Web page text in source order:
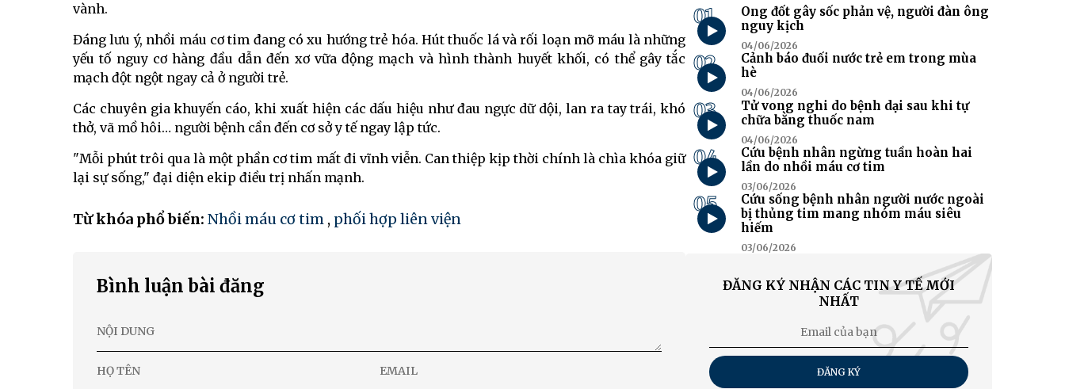
vành.
Đáng lưu ý, nhồi máu cơ tim đang có xu hướng trẻ hóa. Hút thuốc lá và rối loạn mỡ máu là những
yếu tố nguy cơ hàng đầu dẫn đến xơ vữa động mạch và hình thành huyết khối, có thể gây tắc
mạch đột ngột ngay cả ở người trẻ.
Các chuyên gia khuyến cáo, khi xuất hiện các dấu hiệu như đau ngực dữ dội, lan ra tay trái, khó
thở, vã mồ hôi… người bệnh cần đến cơ sở y tế ngay lập tức.
"Mỗi phút trôi qua là một phần cơ tim mất đi vĩnh viễn. Can thiệp kịp thời chính là chìa khóa giữ
lại sự sống," đại diện ekip điều trị nhấn mạnh.
Từ khóa phổ biến: Nhồi máu cơ tim , phối hợp liên viện
Bình luận bài đăng
01
Ong đốt gây sốc phản vệ, người đàn ông
nguy kịch
04/06/2026
02
Cảnh báo đuối nước trẻ em trong mùa
hè
04/06/2026
03
Tử vong nghi do bệnh dại sau khi tự
chữa bằng thuốc nam
04/06/2026
04
Cứu bệnh nhân ngừng tuần hoàn hai
lần do nhồi máu cơ tim
03/06/2026
05
Cứu sống bệnh nhân người nước ngoài
bị thủng tim mang nhóm máu siêu
hiếm
03/06/2026
ĐĂNG KÝ NHẬN CÁC TIN Y TẾ MỚI
NHẤT
ĐĂNG KÝ